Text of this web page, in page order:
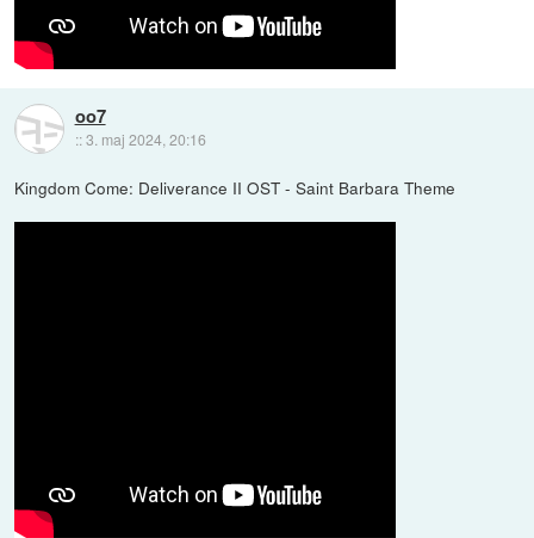
oo7
::3. maj 2024, 20:16
Kingdom Come: Deliverance II OST - Saint Barbara Theme